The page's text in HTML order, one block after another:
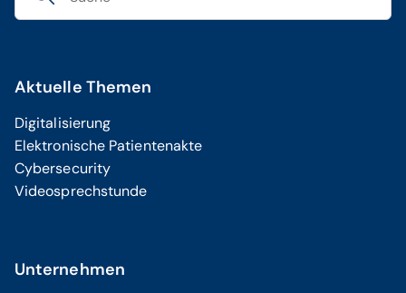
Aktuelle Themen
Digitalisierung
Elektronische Patientenakte
Cybersecurity
Videosprechstunde
Unternehmen